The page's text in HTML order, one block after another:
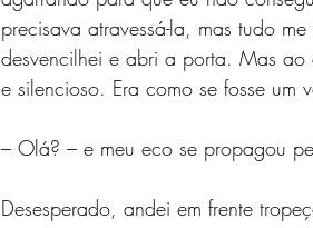
precisava atravessá-la, mas tudo
desvencilhei e abri a porta. Mas ao
e silencioso. Era como se fosse um
– Olá? – e meu eco se propagou
Desesperado, andei em frente